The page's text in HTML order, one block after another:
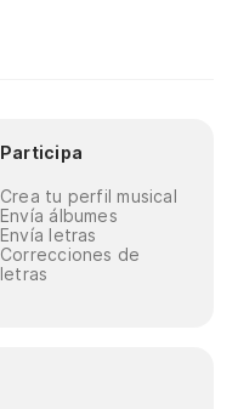
Participa
Crea tu perfil musical
Envía álbumes
Envía letras
Correcciones de
letras